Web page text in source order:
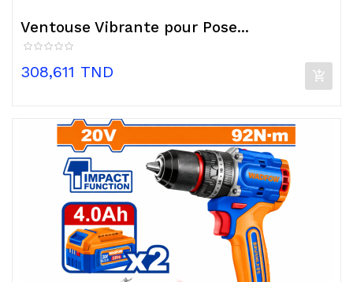
Ventouse Vibrante pour Pose...
Prix
308,611 TND